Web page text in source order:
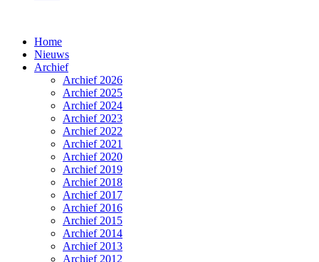
Home
Nieuws
Archief
Archief 2026
Archief 2025
Archief 2024
Archief 2023
Archief 2022
Archief 2021
Archief 2020
Archief 2019
Archief 2018
Archief 2017
Archief 2016
Archief 2015
Archief 2014
Archief 2013
Archief 2012